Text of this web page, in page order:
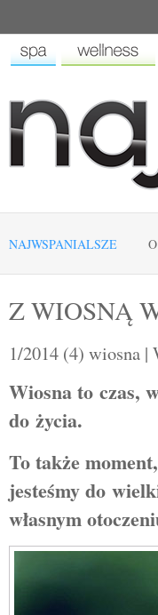
NAJWSPANIALSZE
Z WIOSNĄ
1/2014 (4) wiosna
Wiosna to czas,
do życia.
To także
jesteśmy do
własnym